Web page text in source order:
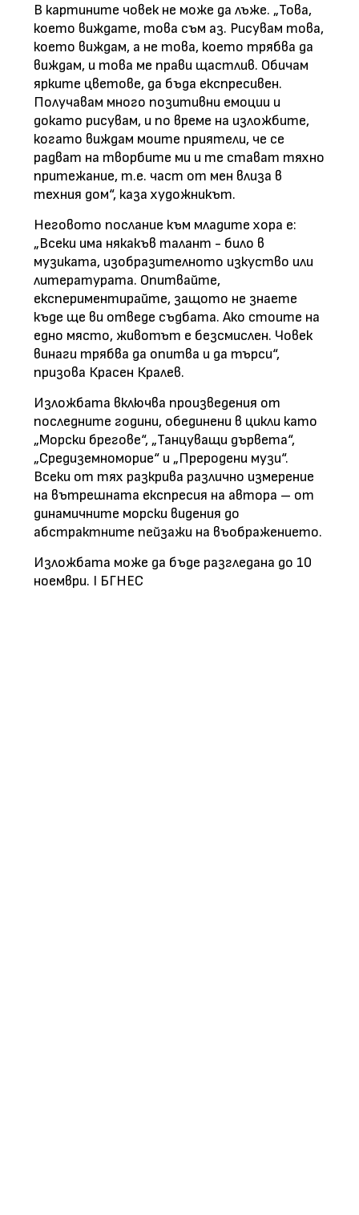
В картините човек не може да лъже. „Това,
което виждате, това съм аз. Рисувам това,
което виждам, а не това, което трябва да
виждам, и това ме прави щастлив. Обичам
ярките цветове, да бъда експресивен.
Получавам много позитивни емоции и
докато рисувам, и по време на изложбите,
когато виждам моите приятели, че се
радват на творбите ми и те стават тяхно
притежание, т.е. част от мен влиза в
техния дом“, каза художникът.
Неговото послание към младите хора е:
„Всеки има някакъв талант - било в
музиката, изобразителното изкуство или
литературата. Опитвайте,
експериментирайте, защото не знаете
къде ще ви отведе съдбата. Ако стоите на
едно място, животът е безсмислен. Човек
винаги трябва да опитва и да търси“,
призова Красен Кралев.
Изложбата включва произведения от
последните години, обединени в цикли като
„Морски брегове“, „Танцуващи дървета“,
„Средиземноморие“ и „Преродени музи“.
Всеки от тях разкрива различно измерение
на вътрешната експресия на автора – от
динамичните морски видения до
абстрактните пейзажи на въображението.
Изложбата може да бъде разгледана до 10
ноември. І БГНЕС